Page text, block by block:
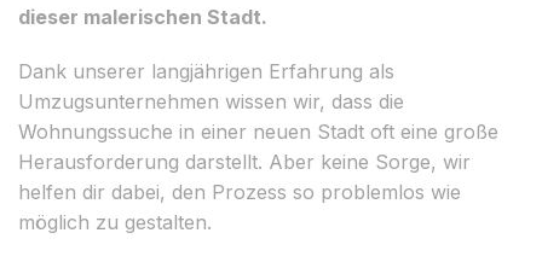
dieser malerischen Stadt.
Dank unserer langjährigen Erfahrung als
Umzugsunternehmen wissen wir, dass die
Wohnungssuche in einer neuen Stadt oft eine große
Herausforderung darstellt. Aber keine Sorge, wir
helfen dir dabei, den Prozess so problemlos wie
möglich zu gestalten.